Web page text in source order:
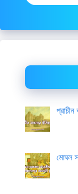
প্রাচীন
মোঘল